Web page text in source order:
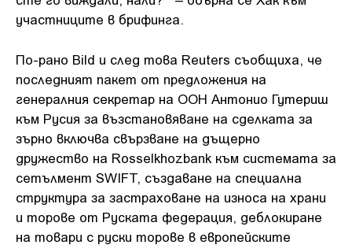
участниците в брифинга.
По-рано Bild и след това Reuters съобщиха, че
последният пакет от предложения на
генералния секретар на ООН Антонио Гутериш
към Русия за възстановяване на сделката за
зърно включва свързване на дъщерно
дружество на Rosselkhozbank към системата за
сетълмент SWIFT, създаване на специална
структура за застраховане на износа на храни
и торове от Руската федерация, деблокиране
на товари с руски торове в европейските